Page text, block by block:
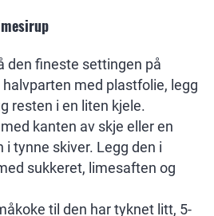
den fineste settingen på
med plastfolie, legg
resten i en liten kjele.
kanten av skje eller en
i tynne skiver. Legg den i
sukkeret, limesaften og
til den har tyknet litt, 5-